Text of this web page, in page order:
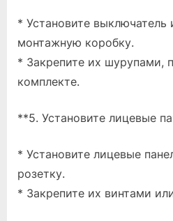
* Установите выключатель
монтажную коробку.
* Закрепите их шурупами,
комплекте.
**5. Установите лицевые
* Установите лицевые
розетку.
* Закрепите их винтами